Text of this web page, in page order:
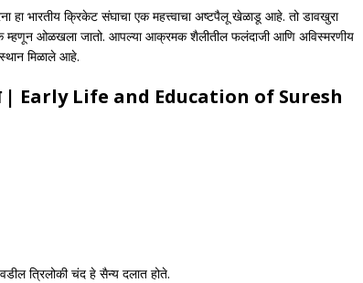
क्रिकेट संघाचा एक महत्त्वाचा अष्टपैलू खेळाडू आहे. तो डावखुरा
म्हणून ओळखला जातो. आपल्या आक्रमक शैलीतील फलंदाजी आणि अविस्मरणीय
स्थान मिळाले आहे.
| Early Life and Education of Suresh
त्रिलोकी चंद हे सैन्य दलात होते.